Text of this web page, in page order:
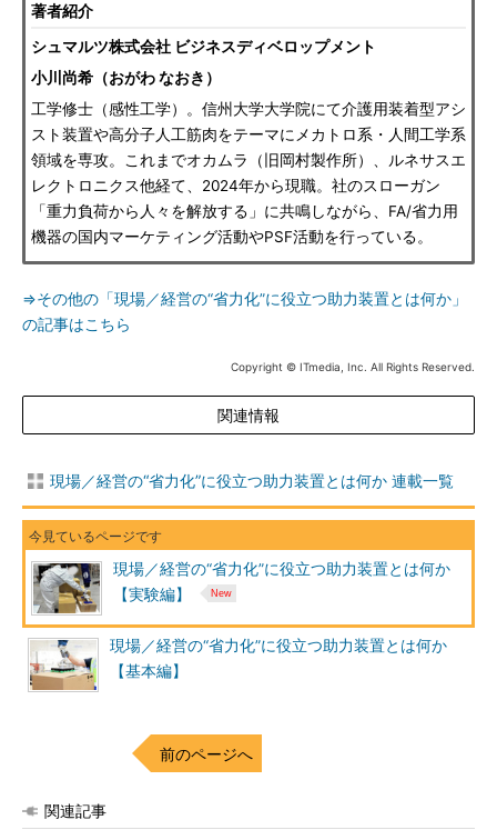
著者紹介
シュマルツ株式会社 ビジネスディベロップメント
小川尚希（おがわ なおき）
工学修士（感性工学）。信州大学大学院にて介護用装着型アシ
スト装置や高分子人工筋肉をテーマにメカトロ系・人間工学系
領域を専攻。これまでオカムラ（旧岡村製作所）、ルネサスエ
レクトロニクス他経て、2024年から現職。社のスローガン
「重力負荷から人々を解放する」に共鳴しながら、FA/省力用
機器の国内マーケティング活動やPSF活動を行っている。
⇒その他の「現場／経営の“省力化”に役立つ助力装置とは何か」
の記事はこちら
Copyright © ITmedia, Inc. All Rights Reserved.
関連情報
現場／経営の“省力化”に役立つ助力装置とは何か 連載一覧
現場／経営の“省力化”に役立つ助力装置とは何か
【実験編】
現場／経営の“省力化”に役立つ助力装置とは何か
【基本編】
前のページへ
関連記事